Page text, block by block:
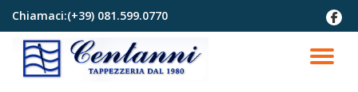
Passa
contenuto
Chiamaci:(+39) 081.599.0770
fa-